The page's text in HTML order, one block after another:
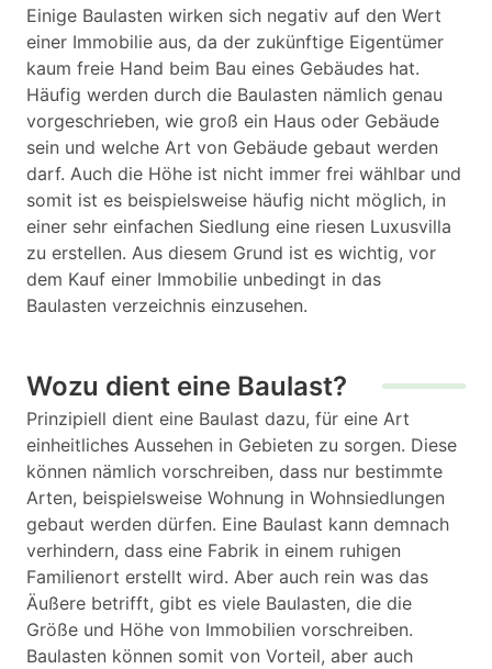
Einige Baulasten wirken sich negativ auf den Wert
einer Immobilie aus, da der zukünftige Eigentümer
kaum freie Hand beim Bau eines Gebäudes hat.
Häufig werden durch die Baulasten nämlich genau
vorgeschrieben, wie groß ein Haus oder Gebäude
sein und welche Art von Gebäude gebaut werden
darf. Auch die Höhe ist nicht immer frei wählbar und
somit ist es beispielsweise häufig nicht möglich, in
einer sehr einfachen Siedlung eine riesen Luxusvilla
zu erstellen. Aus diesem Grund ist es wichtig, vor
dem Kauf einer Immobilie unbedingt in das
Baulasten verzeichnis einzusehen.
Wozu dient eine Baulast?
Prinzipiell dient eine Baulast dazu, für eine Art
einheitliches Aussehen in Gebieten zu sorgen. Diese
können nämlich vorschreiben, dass nur bestimmte
Arten, beispielsweise Wohnung in Wohnsiedlungen
gebaut werden dürfen. Eine Baulast kann demnach
verhindern, dass eine Fabrik in einem ruhigen
Familienort erstellt wird. Aber auch rein was das
Äußere betrifft, gibt es viele Baulasten, die die
Größe und Höhe von Immobilien vorschreiben.
Baulasten können somit von Vorteil, aber auch